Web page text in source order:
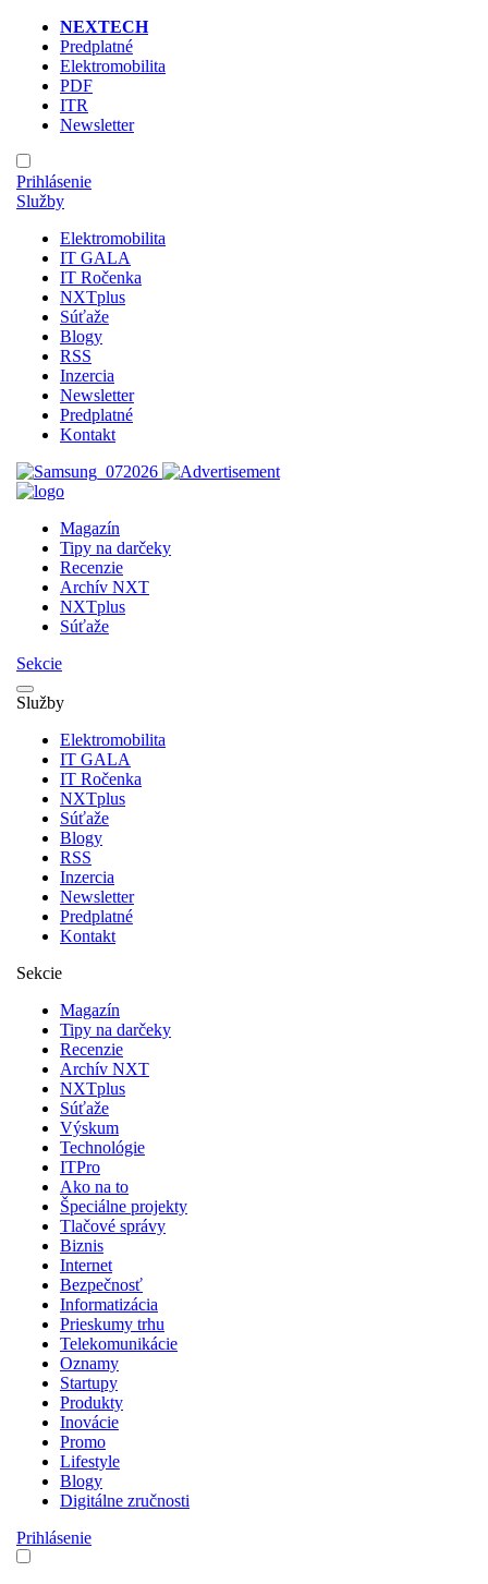
NEXTECH
Predplatné
Elektromobilita
PDF
ITR
Newsletter
Prihlásenie
Služby
Elektromobilita
IT GALA
IT Ročenka
NXTplus
Súťaže
Blogy
RSS
Inzercia
Newsletter
Predplatné
Kontakt
Magazín
Tipy na darčeky
Recenzie
Archív NXT
NXTplus
Súťaže
Sekcie
Služby
Elektromobilita
IT GALA
IT Ročenka
NXTplus
Súťaže
Blogy
RSS
Inzercia
Newsletter
Predplatné
Kontakt
Sekcie
Magazín
Tipy na darčeky
Recenzie
Archív NXT
NXTplus
Súťaže
Výskum
Technológie
ITPro
Ako na to
Špeciálne projekty
Tlačové správy
Biznis
Internet
Bezpečnosť
Informatizácia
Prieskumy trhu
Telekomunikácie
Oznamy
Startupy
Produkty
Inovácie
Promo
Lifestyle
Blogy
Digitálne zručnosti
Prihlásenie